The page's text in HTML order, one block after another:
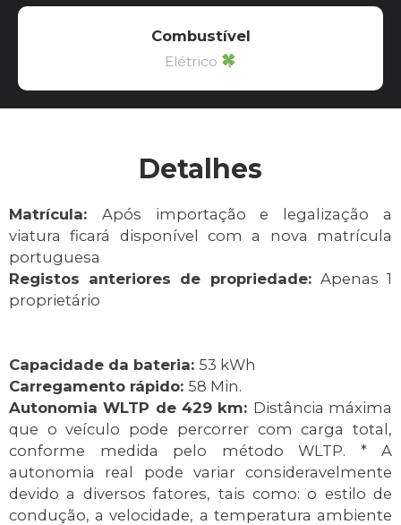
Combustível
Elétrico
Detalhes
Matrícula: Após importação e legalização a
viatura ficará disponível com a nova matrícula
portuguesa
Registos anteriores de propriedade: Apenas 1
proprietário
Capacidade da bateria: 53 kWh
Carregamento rápido: 58 Min.
Autonomia WLTP de 429 km: Distância máxima
que o veículo pode percorrer com carga total,
conforme medida pelo método WLTP. * A
autonomia real pode variar consideravelmente
devido a diversos fatores, tais como: o estilo de
condução, a velocidade, a temperatura ambiente